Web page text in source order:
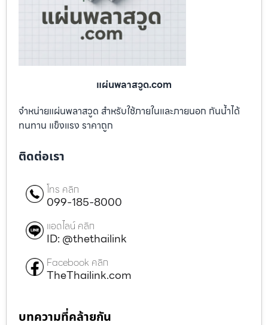
แผ่นพลาสวูด.com
จำหน่ายแผ่นพลาสวูด สำหรับใช้ภายในและภายนอก กันน้ำได้
ทนทาน แข็งแรง ราคาถูก
ติดต่อเรา
โทร คลิก
099-185-8000
แอดไลน์ คลิก
ID: @thethailink
Facebook คลิก
TheThailink.com
บทความที่คล้ายกัน